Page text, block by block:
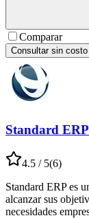
Comparar
Consultar sin costo
Standard ERP
4.5 / 5(6)
Standard ERP es
alcanzar sus
necesidades